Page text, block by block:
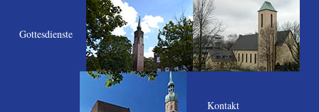
Gottesdienste
Kontakt